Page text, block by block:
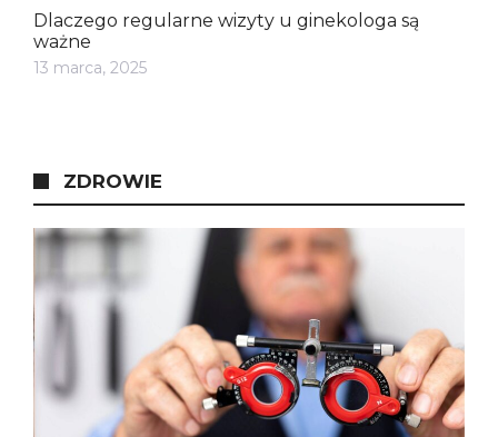
Dlaczego regularne wizyty u ginekologa są
ważne
13 marca, 2025
ZDROWIE